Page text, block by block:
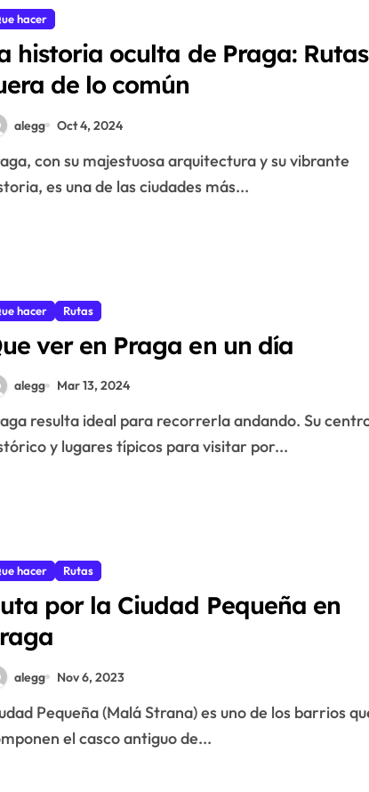
hacer
historia oculta de Praga: Rutas
de lo común
alegg Oct 4, 2024
es una de las ciudades más...
hacer Rutas
ver en Praga en un día
alegg Mar 13, 2024
y lugares típicos para visitar por...
hacer Rutas
por la Ciudad Pequeña en
alegg Nov 6, 2023
el casco antiguo de...